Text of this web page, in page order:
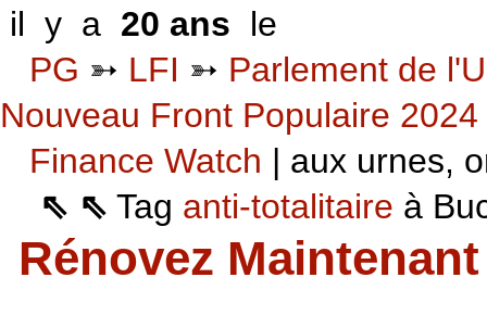
il y a 20 ans le
PG ➳ LFI ➳ Parlement de
Nouveau Front Populaire 2024
Finance Watch | aux urnes,
⇖ ⇖ Tag anti-totalitaire à
Rénovez